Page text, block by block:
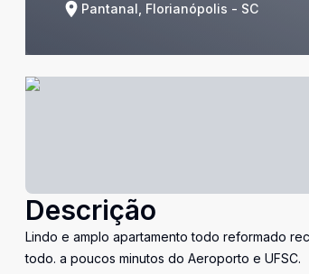
Pantanal, Florianópolis - SC
Descrição
Lindo e amplo apartamento todo reformado
todo. a poucos minutos do Aeroporto e UFSC.